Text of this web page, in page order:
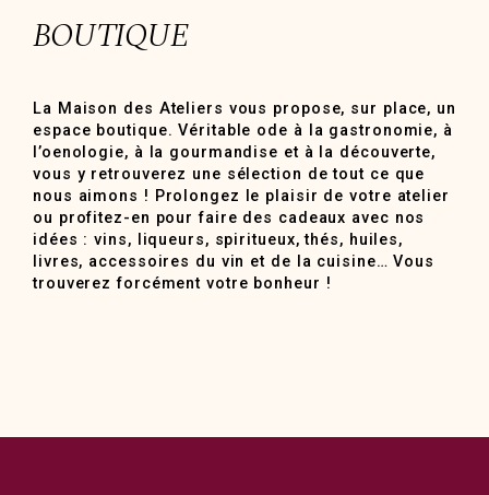
BOUTIQUE
La Maison des Ateliers vous propose, sur place, un
espace boutique. Véritable ode à la gastronomie, à
l’oenologie, à la gourmandise et à la découverte,
vous y retrouverez une sélection de tout ce que
nous aimons ! Prolongez le plaisir de votre atelier
ou profitez-en pour faire des cadeaux avec nos
idées : vins, liqueurs, spiritueux, thés, huiles,
livres, accessoires du vin et de la cuisine… Vous
trouverez forcément votre bonheur !